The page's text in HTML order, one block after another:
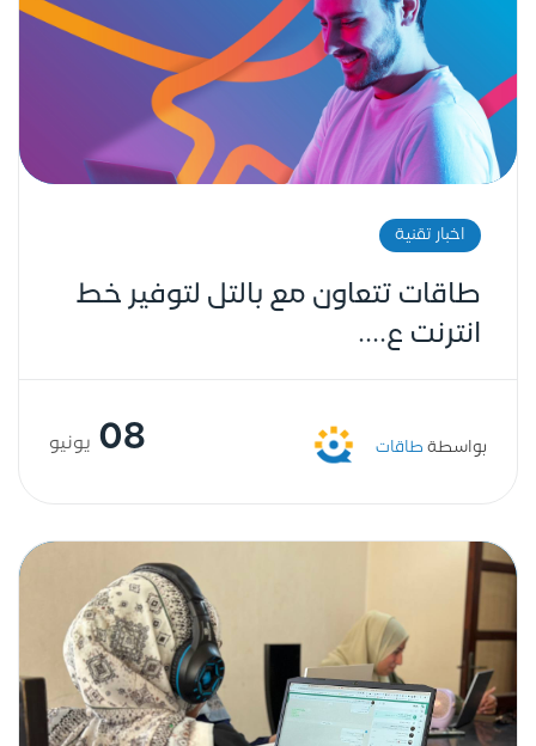
اخبار تقنية
طاقات تتعاون مع بالتل لتوفير خط
انترنت ع....
بواسطة طاقات 08 يونيو